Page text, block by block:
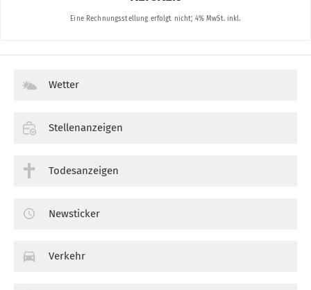
Wetter
Stellenanzeigen
Todesanzeigen
Newsticker
Verkehr